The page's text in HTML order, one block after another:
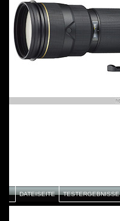
DATEISEITE TESTERGEBNISSE